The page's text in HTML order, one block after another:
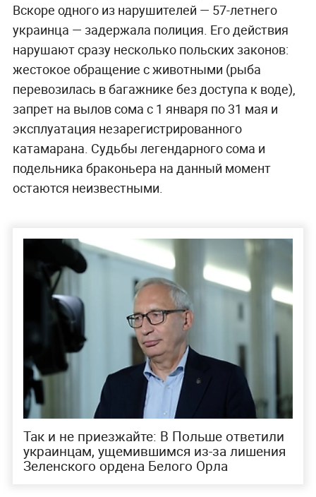
Вскоре одного из нарушителей — 57-летнего
украинца — задержала полиция. Его действия
нарушают сразу несколько польских законов:
жестокое обращение с животными (рыба
перевозилась в багажнике без доступа к воде),
запрет на вылов сома с 1 января по 31 мая и
эксплуатация незарегистрированного
катамарана. Судьбы легендарного сома и
подельника браконьера на данный момент
остаются неизвестными.
Так и не приезжайте: В Польше ответили
украинцам, ущемившимся из-за лишения
Зеленского ордена Белого Орла